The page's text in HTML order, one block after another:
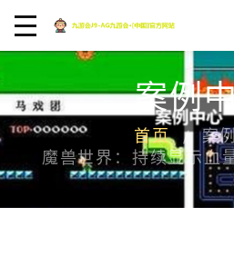
案例
首页
案
魔兽世界：持续显示血